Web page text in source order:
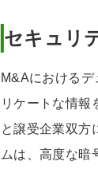
セキュリ
M&Aにおける
リケートな情報
と譲受企業双方
ムは、高度な暗